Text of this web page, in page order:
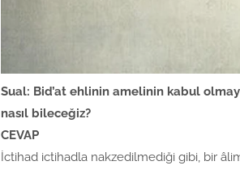
Sual: Bid’at ehlinin amelinin kabul
nasıl bileceğiz?
CEVAP
İctihad ictihadla nakzedilmediği gibi, bir